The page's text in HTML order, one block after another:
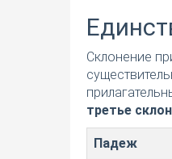
Склонение
третье
Падеж